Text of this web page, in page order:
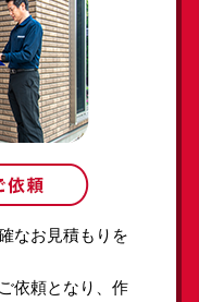
なお見積もりを
依頼となり、作